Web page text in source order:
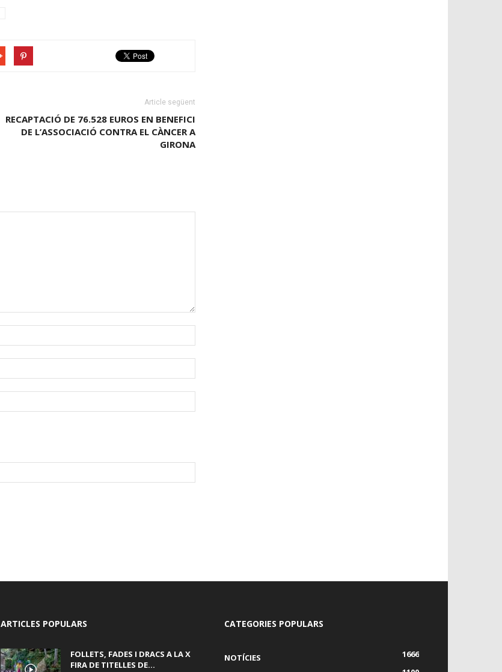
Article següent
RECAPTACIÓ DE 76.528 EUROS EN BENEFICI
DE L’ASSOCIACIÓ CONTRA EL CÀNCER A
GIRONA
ARTICLES POPULARS
FOLLETS, FADES I DRACS A LA X
FIRA DE TITELLES DE...
CATEGORIES POPULARS
NOTÍCIES
1666